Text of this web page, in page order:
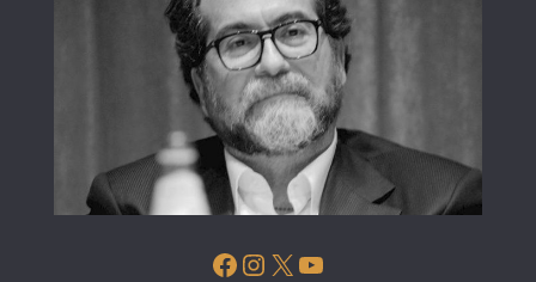
Facebook
Instagram
X YouTube